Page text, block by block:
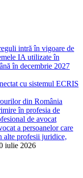
intră în vigoare de
IA utilizate în
în decembrie 2027
cu sistemul ECRIS
din România
în profesia de
de avocat
a persoanelor care
alte profesii juridice,
iulie 2026